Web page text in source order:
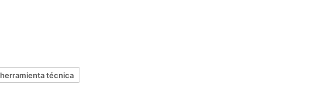
herramienta técnica